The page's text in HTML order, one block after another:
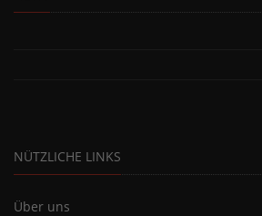
NÜTZLICHE LINKS
Über uns